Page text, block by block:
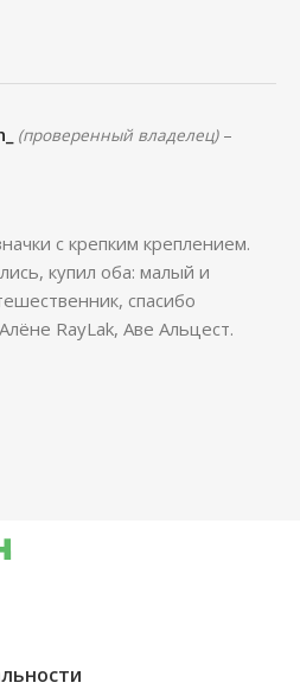
(проверенный владелец) –
с крепким креплением.
купил оба: малый и
спасибо
RayLak, Аве Альцест.